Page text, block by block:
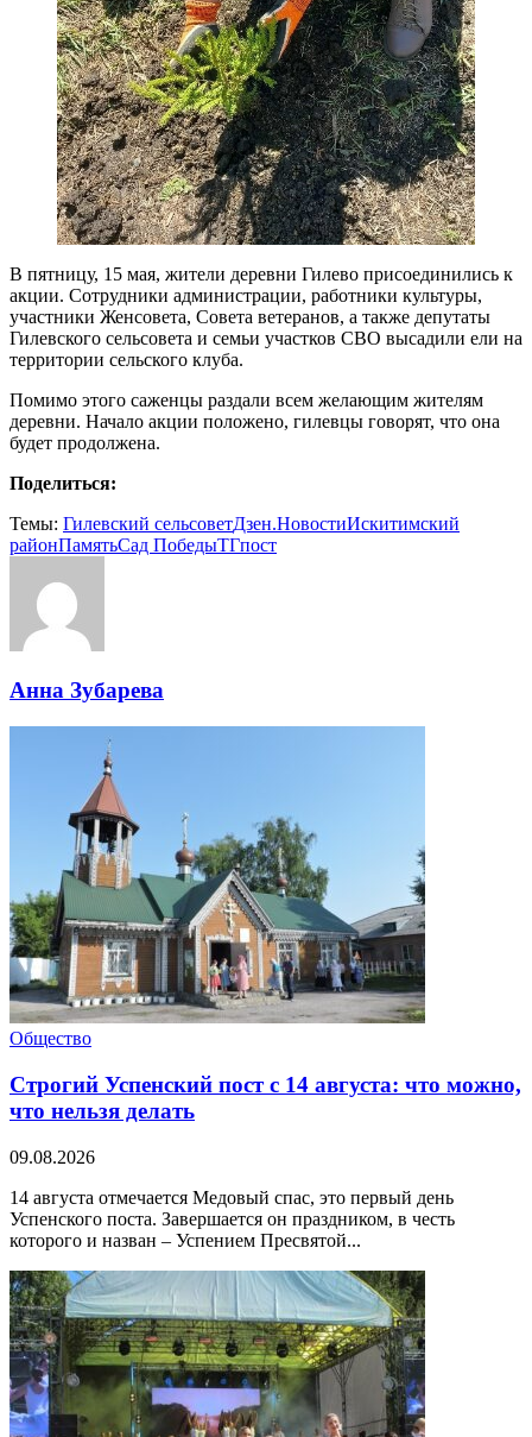
В пятницу, 15 мая, жители деревни Гилево присоединились к
акции. Сотрудники администрации, работники культуры,
участники Женсовета, Совета ветеранов, а также депутаты
Гилевского сельсовета и семьи участков СВО высадили ели на
территории сельского клуба.
Помимо этого саженцы раздали всем желающим жителям
деревни. Начало акции положено, гилевцы говорят, что она
будет продолжена.
Поделиться:
Темы: Гилевский сельсоветДзен.НовостиИскитимский
районПамятьСад ПобедыТГпост
Анна Зубарева
Общество
Строгий Успенский пост с 14 августа: что можно,
что нельзя делать
09.08.2026
14 августа отмечается Медовый спас, это первый день
Успенского поста. Завершается он праздником, в честь
которого и назван – Успением Пресвятой...